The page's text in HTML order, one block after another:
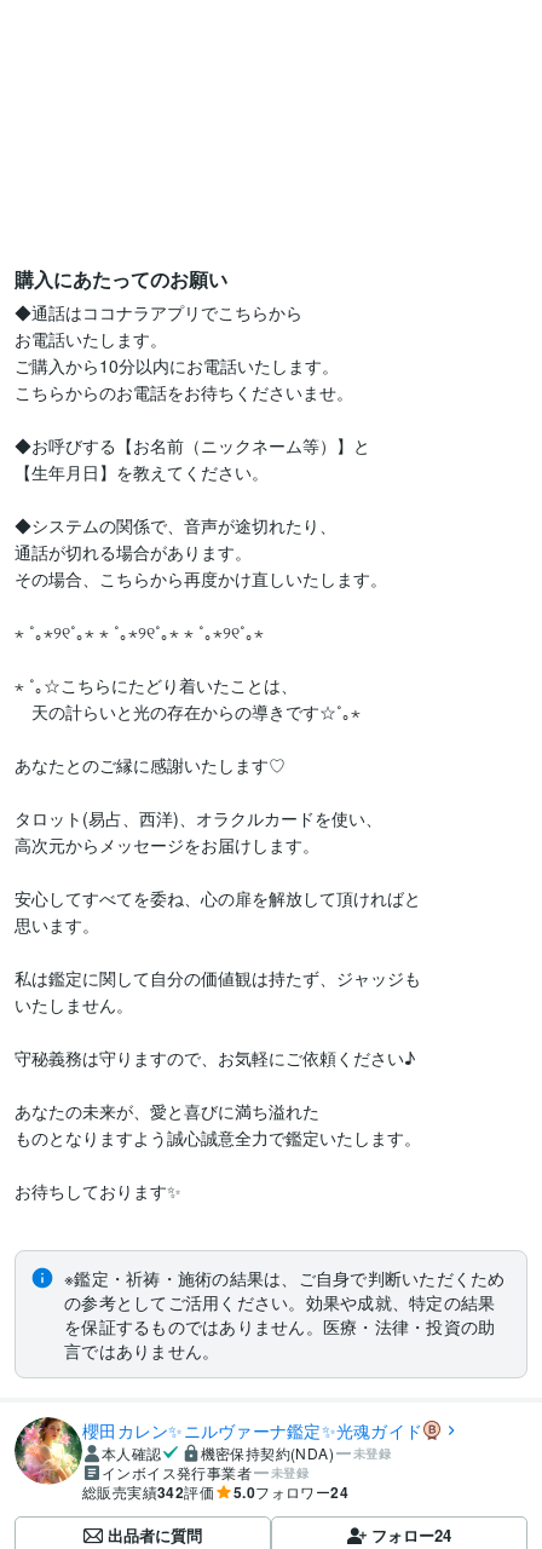
購入にあたってのお願い
◆通話はココナラアプリでこちらから
お電話いたします。
ご購入から10分以内にお電話いたします。
こちらからのお電話をお待ちくださいませ。
◆お呼びする【お名前（ニックネーム等）】と
【生年月日】を教えてください。
◆システムの関係で、音声が途切れたり、
通話が切れる場合があります。
その場合、こちらから再度かけ直しいたします。
⋆ ˚｡⋆୨୧˚｡⋆ ⋆ ˚｡⋆୨୧˚｡⋆ ⋆ ˚｡⋆୨୧˚｡⋆
⋆ ˚｡☆こちらにたどり着いたことは、
天の計らいと光の存在からの導きです☆˚｡⋆
あなたとのご縁に感謝いたします♡
タロット(易占、西洋)、オラクルカードを使い、
高次元からメッセージをお届けします。
安心してすべてを委ね、心の扉を解放して頂ければと
思います。
私は鑑定に関して自分の価値観は持たず、ジャッジも
いたしません。
守秘義務は守りますので、お気軽にご依頼ください♪
あなたの未来が、愛と喜びに満ち溢れた
ものとなりますよう誠心誠意全力で鑑定いたします。
お待ちしております✨
※鑑定・祈祷・施術の結果は、ご自身で判断いただくため
の参考としてご活用ください。効果や成就、特定の結果
を保証するものではありません。医療・法律・投資の助
言ではありません。
櫻田カレン✨ニルヴァーナ鑑定✨光魂ガイド
本人確認 機密保持契約(NDA) 未登録
インボイス発行事業者 未登録
総販売実績342評価 5.0フォロワー24
出品者に質問 フォロー24